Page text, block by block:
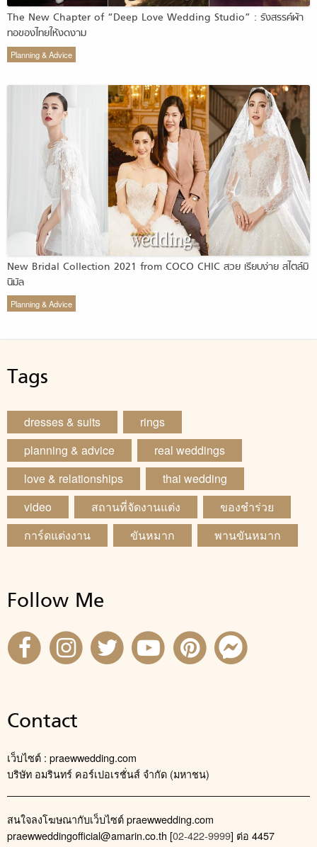
The New Chapter of “Deep Love Wedding Studio” : รังสรรค์ผ้า
ทอของไทยให้งดงาม
Planning & Advice
New Bridal Collection 2021 from COCO CHIC สวย เรียบง่าย สไตล์มิ
นิมัล
Planning & Advice
Tags
dresses & suits
rings
planning & advice
real weddings
love & relationships
thai wedding
video
สถานที่จัดงานแต่ง
ของชำร่วย
การ์ดแต่งงาน
ขันหมาก พานขันหมาก
Follow Me
Contact
เว็บไซต์ : praewwedding.com
บริษัท อมรินทร์ คอร์เปอเรชั่นส์ จำกัด (มหาชน)
สนใจลงโฆษณากับเว็บไซต์ praewwedding.com
praewweddingofficial@amarin.co.th [02-422-9999] ต่อ 4457